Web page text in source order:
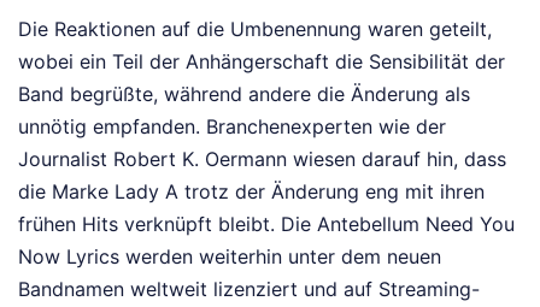
Die Reaktionen auf die Umbenennung waren geteilt,
wobei ein Teil der Anhängerschaft die Sensibilität der
Band begrüßte, während andere die Änderung als
unnötig empfanden. Branchenexperten wie der
Journalist Robert K. Oermann wiesen darauf hin, dass
die Marke Lady A trotz der Änderung eng mit ihren
frühen Hits verknüpft bleibt. Die Antebellum Need You
Now Lyrics werden weiterhin unter dem neuen
Bandnamen weltweit lizenziert und auf Streaming-